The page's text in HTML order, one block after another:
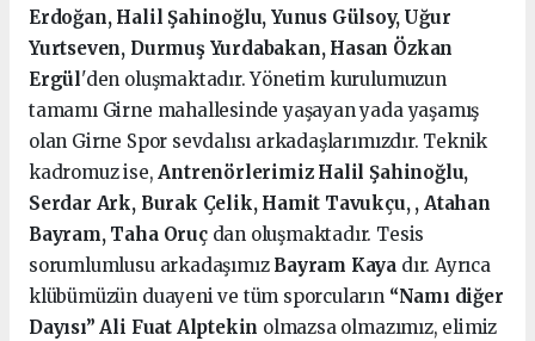
Erdoğan, Halil Şahinoğlu, Yunus Gülsoy, Uğur
Yurtseven, Durmuş Yurdabakan, Hasan Özkan
Ergül'den oluşmaktadır. Yönetim kurulumuzun
tamamı Girne mahallesinde yaşayan yada yaşamış
olan Girne Spor sevdalısı arkadaşlarımızdır. Teknik
kadromuz ise,Antrenörlerimiz Halil Şahinoğlu,
Serdar Ark, Burak Çelik, Hamit Tavukçu, , Atahan
Bayram, Taha Oruçdan oluşmaktadır. Tesis
sorumlumlusu arkadaşımız Bayram Kaya dır. Ayrıca
klübümüzün duayeni ve tüm sporcuların “Namı diğer
Dayısı” Ali Fuat Alptekin olmazsa olmazımız, elimiz